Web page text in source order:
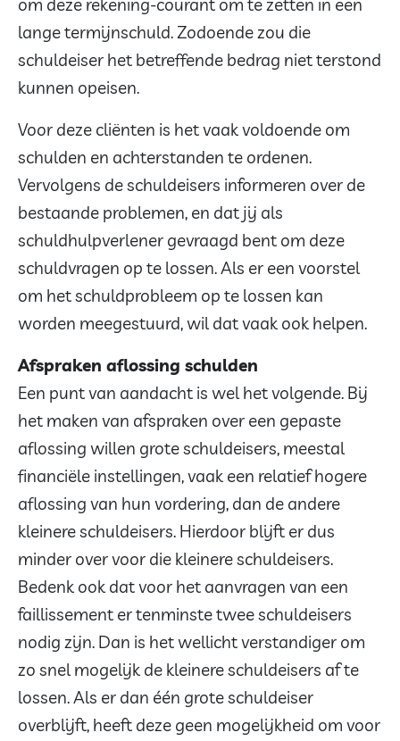
om deze rekening-courant om te zetten in een
lange termijnschuld. Zodoende zou die
schuldeiser het betreffende bedrag niet terstond
kunnen opeisen.
Voor deze cliënten is het vaak voldoende om
schulden en achterstanden te ordenen.
Vervolgens de schuldeisers informeren over de
bestaande problemen, en dat jij als
schuldhulpverlener gevraagd bent om deze
schuldvragen op te lossen. Als er een voorstel
om het schuldprobleem op te lossen kan
worden meegestuurd, wil dat vaak ook helpen.
Afspraken aflossing schulden
Een punt van aandacht is wel het volgende. Bij
het maken van afspraken over een gepaste
aflossing willen grote schuldeisers, meestal
financiële instellingen, vaak een relatief hogere
aflossing van hun vordering, dan de andere
kleinere schuldeisers. Hierdoor blijft er dus
minder over voor die kleinere schuldeisers.
Bedenk ook dat voor het aanvragen van een
faillissement er tenminste twee schuldeisers
nodig zijn. Dan is het wellicht verstandiger om
zo snel mogelijk de kleinere schuldeisers af te
lossen. Als er dan één grote schuldeiser
overblijft, heeft deze geen mogelijkheid om voor